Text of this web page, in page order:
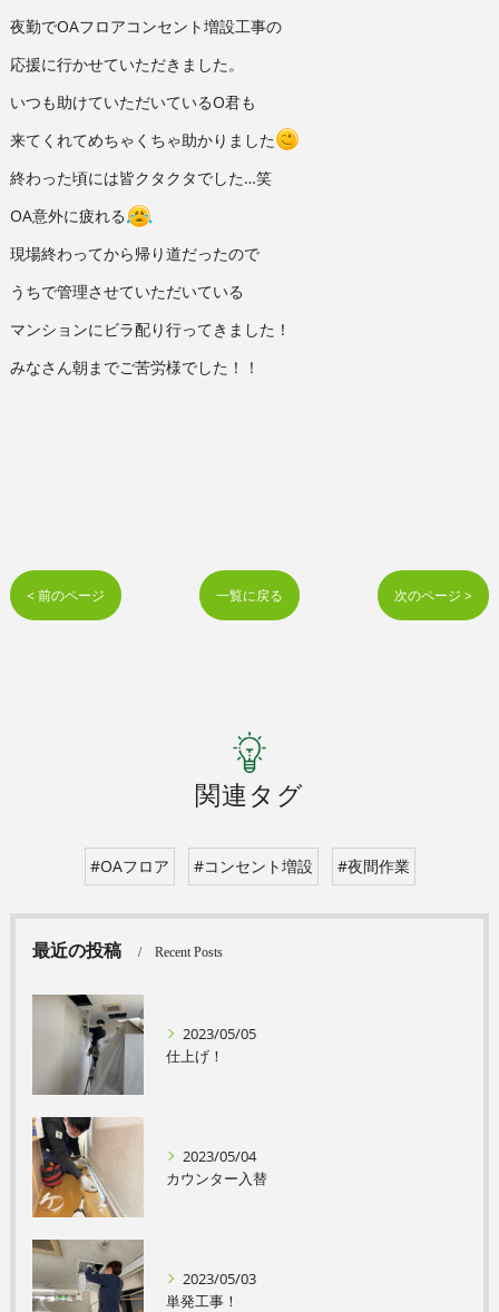
夜勤でOAフロアコンセント増設工事の
応援に行かせていただきました。
いつも助けていただいているO君も
来てくれてめちゃくちゃ助かりました
終わった頃には皆クタクタでした…笑
OA意外に疲れる
現場終わってから帰り道だったので
うちで管理させていただいている
マンションにビラ配り行ってきました！
みなさん朝までご苦労様でした！！
< 前のページ 一覧に戻る 次のページ >
関連タグ
#OAフロア #コンセント増設 #夜間作業
最近の投稿 Recent Posts
2023/05/05
仕上げ！
2023/05/04
カウンター入替
2023/05/03
単発工事！